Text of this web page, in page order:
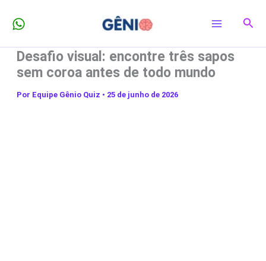
para
conteúdo
Desafio visual: encontre três sapos
sem coroa antes de todo mundo
Por Equipe Gênio Quiz • 25 de junho de 2026